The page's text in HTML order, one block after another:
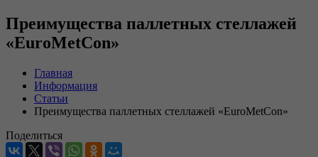
Преимущества паллетных стеллажей
«EuroMetCon»
Главная
Информация
Статьи
Преимущества паллетных стеллажей «EuroMetCon»
Поделиться